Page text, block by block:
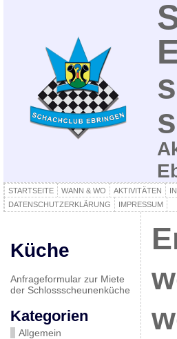
STARTSEITE WANN & WO AKTIVITÄTEN
DATENSCHUTZERKLÄRUNG
IMPRESSUM
Küche
Anfrageformular zur Miete
der Schlossscheunenküche
Kategorien
Allgemein